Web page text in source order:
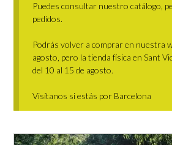
Puedes consultar nuestro catálogo,
pedidos.
Podrás volver a comprar en nuestra
agosto, pero la tienda física en Sant
del 10 al 15 de agosto.
Visítanos si estás por Barcelona